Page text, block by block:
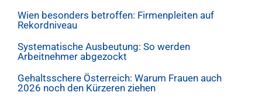
Wien besonders betroffen: Firmenpleiten auf
Rekordniveau
Systematische Ausbeutung: So werden
Arbeitnehmer abgezockt
Gehaltsschere Österreich: Warum Frauen auch
2026 noch den Kürzeren ziehen